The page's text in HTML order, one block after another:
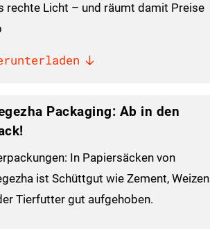
rechte Licht – und räumt damit Preise
Packaging: Ab in den
In Papiersäcken von
ist Schüttgut wie Zement, Weizen
Tierfutter gut aufgehoben.